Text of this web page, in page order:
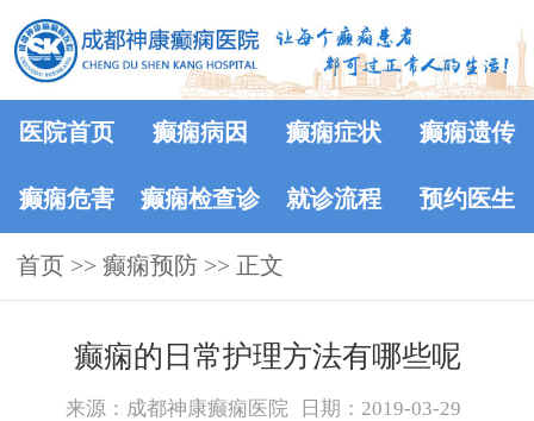
医院首页 癫痫病因 癫痫症状 癫痫遗传
癫痫危害 癫痫检查诊
断
就诊流程 预约医生
首页 >> 癫痫预防 >> 正文
癫痫的日常护理方法有哪些呢
来源：成都神康癫痫医院 日期：2019-03-29